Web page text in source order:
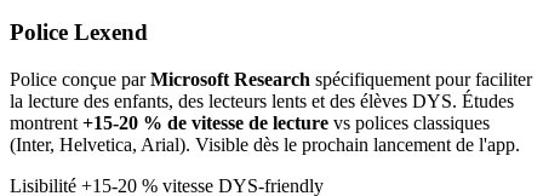
Police Lexend
Police conçue parMicrosoft Research spécifiquement pour faciliter
la lecture des enfants, des lecteurs lents et des élèves DYS. Études
montrent +15-20 % de vitesse de lecture vs polices classiques
(Inter, Helvetica, Arial). Visible dès le prochain lancement de l'app.
Lisibilité +15-20 % vitesse DYS-friendly